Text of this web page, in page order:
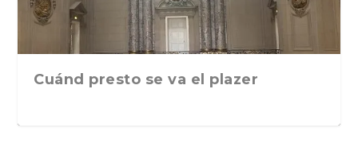
Cuánd presto se va el plazer